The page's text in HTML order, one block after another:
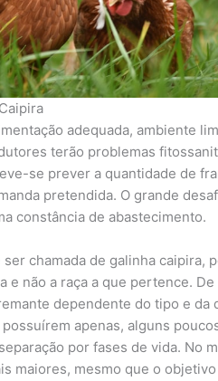
adequada, ambiente
terão problemas
se prever a quantidade de
pretendida. O grande
constância de abastecimento.
chamada de galinha caipira,
e não a raça a que pertence.
dependente do tipo e da
apenas, alguns
por fases de vida. No
maiores, mesmo que o